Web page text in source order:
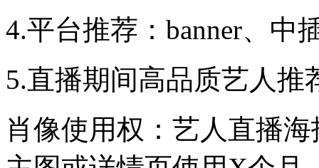
4.平台推荐：banner、中
5.直播期间高品质艺人推
肖像使用权：艺人直播